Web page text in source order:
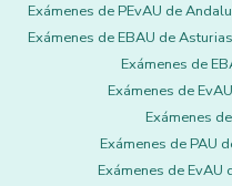
Exámenes de PEvAU de
Exámenes de EBAU de Asturias
Exámenes de
Exámenes de
Exámenes
Exámenes de PAU
Exámenes de